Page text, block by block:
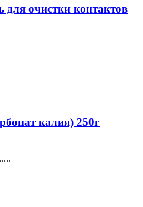
очистки контактов
калия) 250г